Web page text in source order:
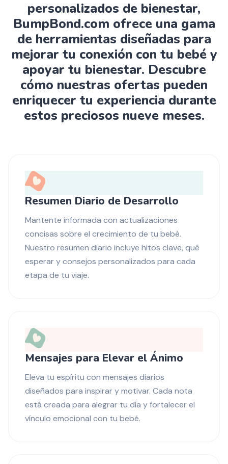
personalizados de bienestar,
BumpBond.com ofrece una gama
de herramientas diseñadas para
mejorar tu conexión con tu bebé y
apoyar tu bienestar. Descubre
cómo nuestras ofertas pueden
enriquecer tu experiencia durante
estos preciosos nueve meses.
Resumen Diario de Desarrollo
Mantente informada con actualizaciones
concisas sobre el crecimiento de tu bebé.
Nuestro resumen diario incluye hitos clave, qué
esperar y consejos personalizados para cada
etapa de tu viaje.
Mensajes para Elevar el Ánimo
Eleva tu espíritu con mensajes diarios
diseñados para inspirar y motivar. Cada nota
está creada para alegrar tu día y fortalecer el
vínculo emocional con tu bebé.